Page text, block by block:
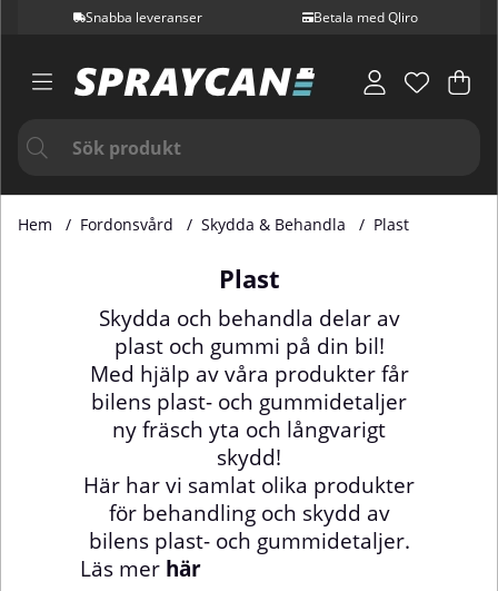
Snabba leveranser Betala med Qliro
.
Hem Fordonsvård Skydda & Behandla Plast
Plast
Skydda och behandla delar av
plast och gummi på din bil!
Med hjälp av våra produkter får
bilens plast- och gummidetaljer
ny fräsch yta och långvarigt
skydd!
Här har vi samlat olika produkter
för behandling och skydd av
bilens plast- och gummidetaljer.
Läs mer här